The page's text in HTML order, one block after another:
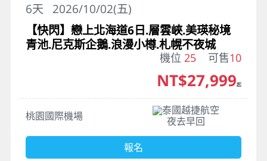
2026/10/02(五)
6天
【快閃】戀上北海道6日.層雲峽.美瑛秘境
青池.尼克斯企鵝.浪漫小樽.札幌不夜城
機位 25 可售10
桃園國際機場
泰國越捷航空
夜去早回
NT$27,999起
報名